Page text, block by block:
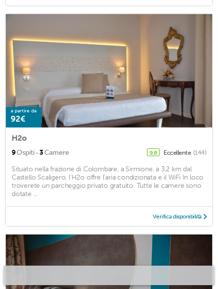
a partire da
92€
H2o
9Ospiti · 3Camere 9,8 Eccellente (144)
Situato nella frazione di Colombare, a Sirmione, a 3,2 km dal
Castello Scaligero, l’H2o offre l’aria condizionata e il WiFi In loco
troverete un parcheggio privato gratuito. Tutte le camere sono
dotate ...
Verifica disponibilità